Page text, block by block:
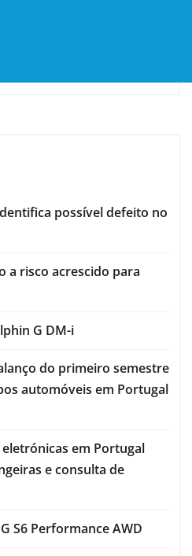
possível defeito no
a risco acrescido para
G DM-i
do primeiro semestre
automóveis em Portugal
em Portugal
e consulta de
S6 Performance AWD